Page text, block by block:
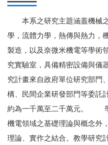
本系之研究主題涵蓋機械之
學，流體力學，熱傳與熱力，
製造，以及奈微米機電等學
究實驗室，具備精密設備與儀
究計畫來自政府單位研究部門
構、民間企業研發部門等委託
約為一千萬至二千萬元。
機電領域之基礎理論與概念外
理論、實作之結合。教學研究